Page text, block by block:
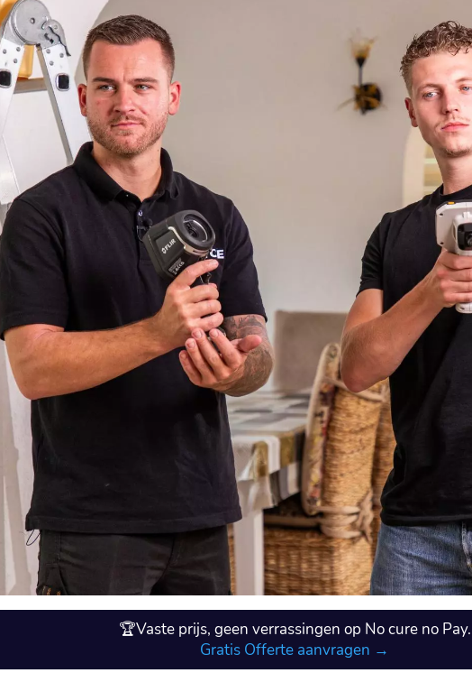
🏆Vaste prijs, geen verrassingen op No cure no Pay.
Gratis Offerte aanvragen →